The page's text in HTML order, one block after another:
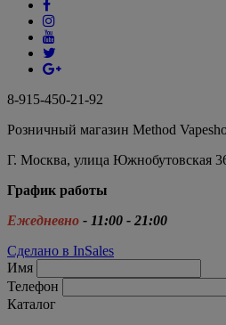
8-915-450-21-92
Розничный магазин Method
Г. Москва, улица Южнобутовская
График работы
Ежедневно - 11:00 - 21:00
Сделано в InSales
Имя
Телефон
Каталог